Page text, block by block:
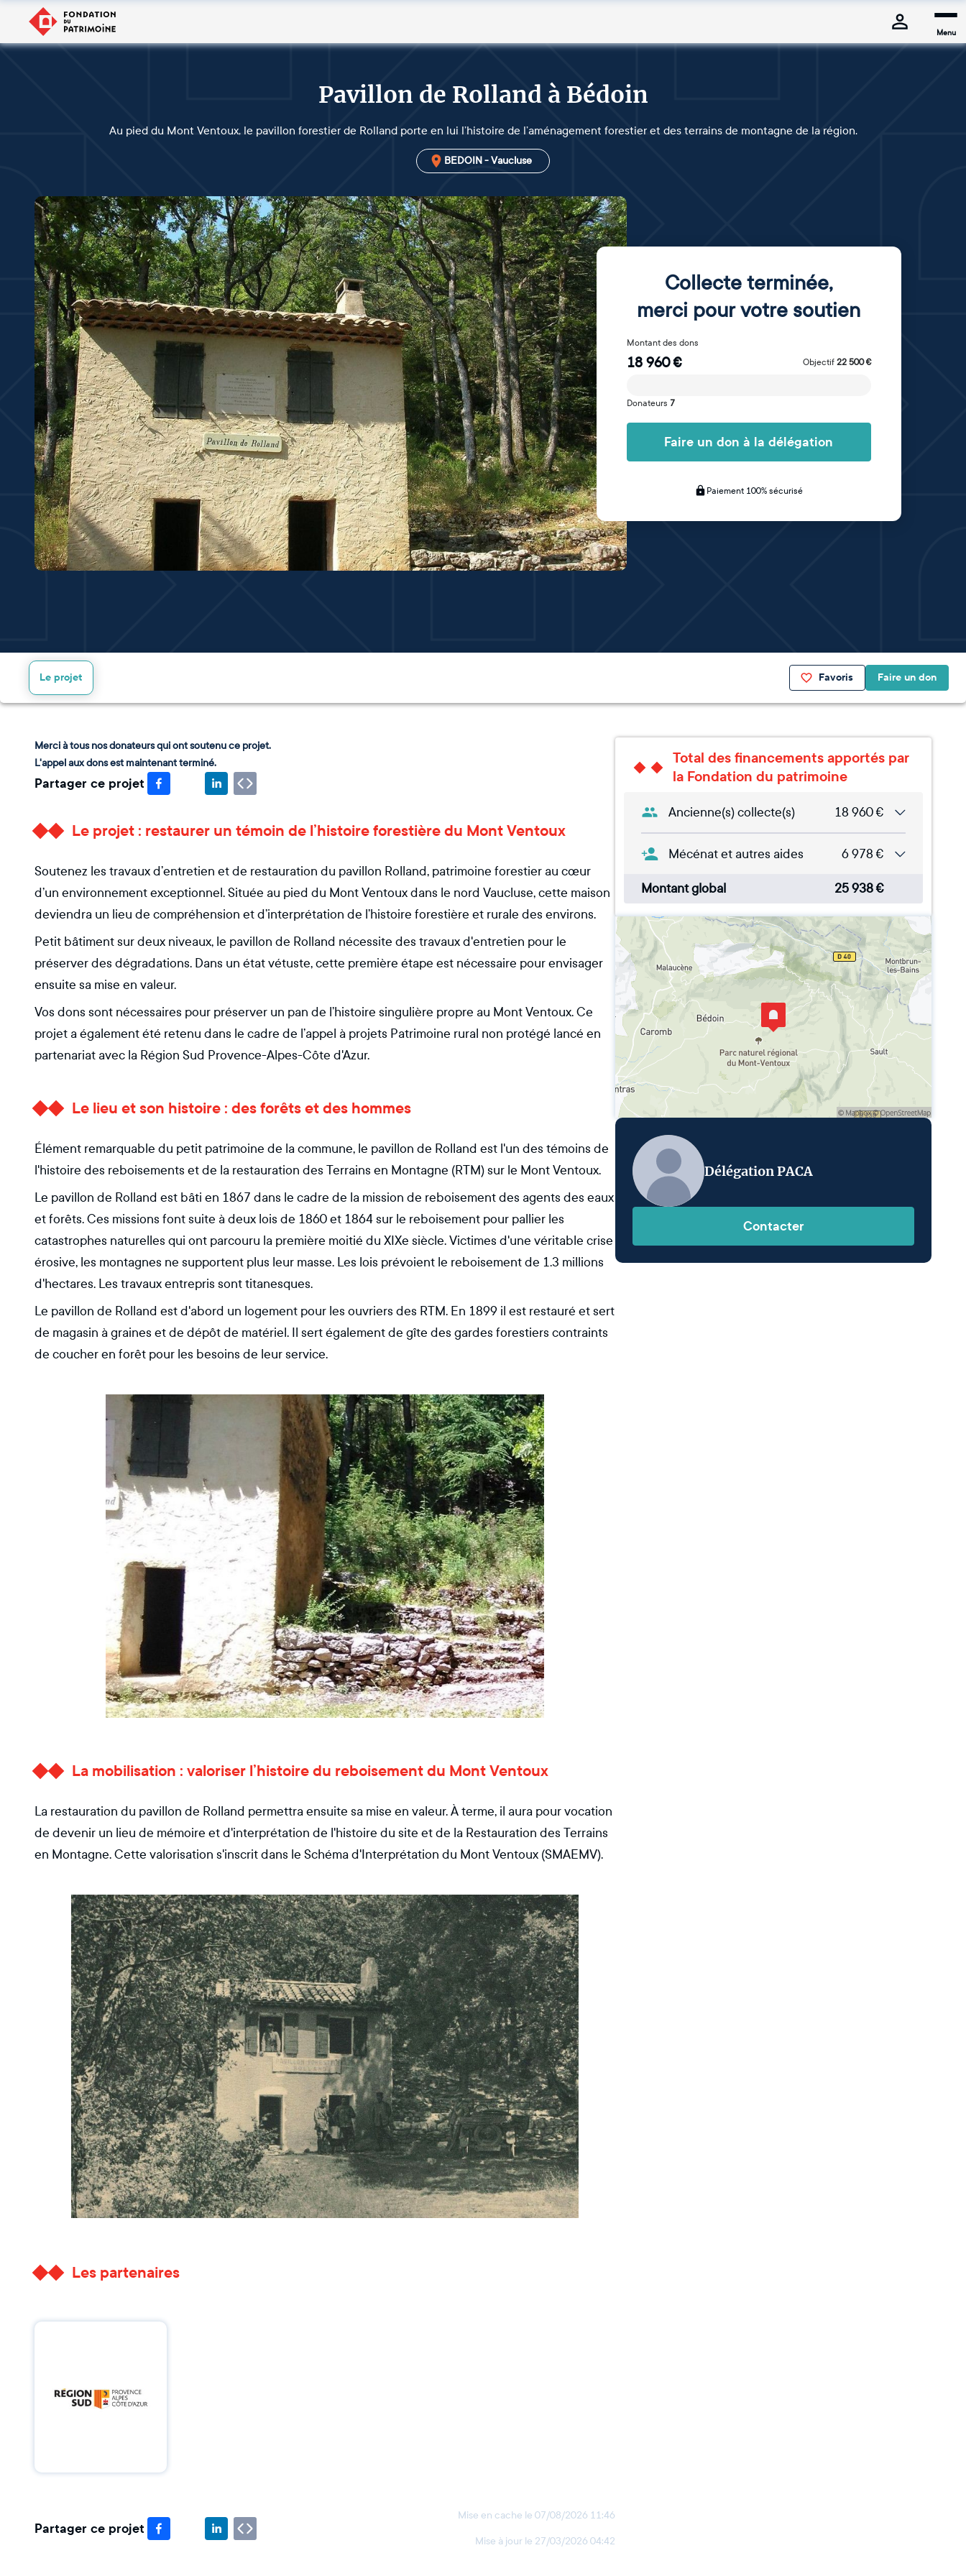
Menu
Pavillon de Rolland à Bédoin
Au pied du Mont Ventoux, le pavillon forestier de Rolland porte en lui l’histoire de l’aménagement forestier et des terrains de montagne de la région.
BEDOIN - Vaucluse
Collecte terminée,
merci pour votre soutien
Montant des dons
18 960€ Objectif 22 500€
Donateurs 7
Faire un don à la délégation
Paiement 100% sécurisé
Favoris Faire un don
Le projet
Merci à tous nos donateurs qui ont soutenu ce projet.
L'appel aux dons est maintenant terminé.
Partager ce projet
Le projet : restaurer un témoin de l’histoire forestière du Mont Ventoux
Soutenez les travaux d’entretien et de restauration du pavillon Rolland, patrimoine forestier au cœur
d’un environnement exceptionnel. Située au pied du Mont Ventoux dans le nord Vaucluse, cette maison
deviendra un lieu de compréhension et d’interprétation de l’histoire forestière et rurale des environs.
Petit bâtiment sur deux niveaux, le pavillon de Rolland nécessite des travaux d'entretien pour le
préserver des dégradations. Dans un état vétuste, cette première étape est nécessaire pour envisager
ensuite sa mise en valeur.
Vos dons sont nécessaires pour préserver un pan de l’histoire singulière propre au Mont Ventoux. Ce
projet a également été retenu dans le cadre de l’appel à projets Patrimoine rural non protégé lancé en
partenariat avec la Région Sud Provence-Alpes-Côte d'Azur.
Le lieu et son histoire : des forêts et des hommes
Élément remarquable du petit patrimoine de la commune, le pavillon de Rolland est l'un des témoins de
l'histoire des reboisements et de la restauration des Terrains en Montagne (RTM) sur le Mont Ventoux.
Le pavillon de Rolland est bâti en 1867 dans le cadre de la mission de reboisement des agents des eaux
et forêts. Ces missions font suite à deux lois de 1860 et 1864 sur le reboisement pour pallier les
catastrophes naturelles qui ont parcouru la première moitié du XIXe siècle. Victimes d'une véritable crise
érosive, les montagnes ne supportent plus leur masse. Les lois prévoient le reboisement de 1.3 millions
d'hectares. Les travaux entrepris sont titanesques.
Le pavillon de Rolland est d'abord un logement pour les ouvriers des RTM. En 1899 il est restauré et sert
de magasin à graines et de dépôt de matériel. Il sert également de gîte des gardes forestiers contraints
de coucher en forêt pour les besoins de leur service.
La mobilisation : valoriser l’histoire du reboisement du Mont Ventoux
La restauration du pavillon de Rolland permettra ensuite sa mise en valeur. À terme, il aura pour vocation
de devenir un lieu de mémoire et d'interprétation de l'histoire du site et de la Restauration des Terrains
en Montagne. Cette valorisation s'inscrit dans le Schéma d'Interprétation du Mont Ventoux (SMAEMV).
Les partenaires
Partager ce projet
Mise en cache le 07/08/2026 11:46
Mise à jour le 27/03/2026 04:42
Total des financements apportés par
la Fondation du patrimoine
Ancienne(s) collecte(s) 18 960€
Mécénat et autres aides 6 978 €
Montant global 25 938€
Délégation PACA
Contacter